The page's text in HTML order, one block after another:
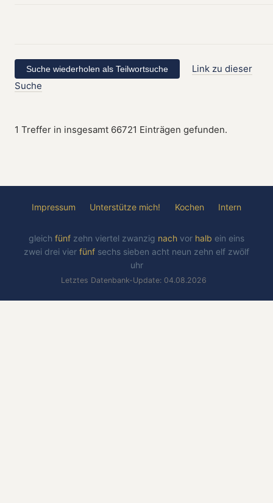
Link zu dieser
Suche
1 Treffer in insgesamt 66721 Einträgen gefunden.
Impressum Unterstütze mich! Kochen Intern
gleich fünf zehn viertel zwanzig nach vor halb ein eins
zwei drei vier fünf sechs sieben acht neun zehn elf zwölf
uhr
Letztes Datenbank-Update: 04.08.2026